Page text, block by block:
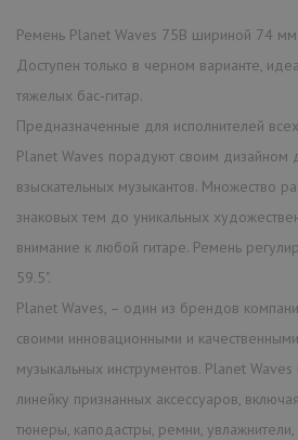
Ремень Planet Waves 75B шириной 74 мм
Доступен только в черном варианте,
тяжелых бас-гитар.
Предназначенные для исполнителей
Planet Waves порадуют своим дизайном
взыскательных музыкантов. Множество
знаковых тем до уникальных
внимание к любой гитаре. Ремень
59.5".
Planet Waves, – один из брендов
своими инновационными и
музыкальных инструментов. Planet
линейку признанных аксессуаров,
тюнеры, каподастры, ремни,